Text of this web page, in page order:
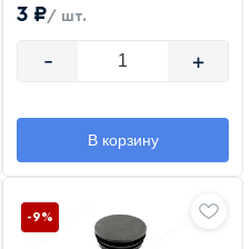
3 ₽/ шт.
- +
В корзину
-9%